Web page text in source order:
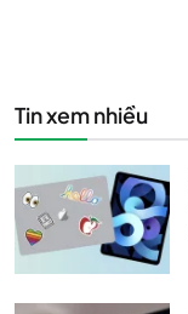
Tin xem nhiều